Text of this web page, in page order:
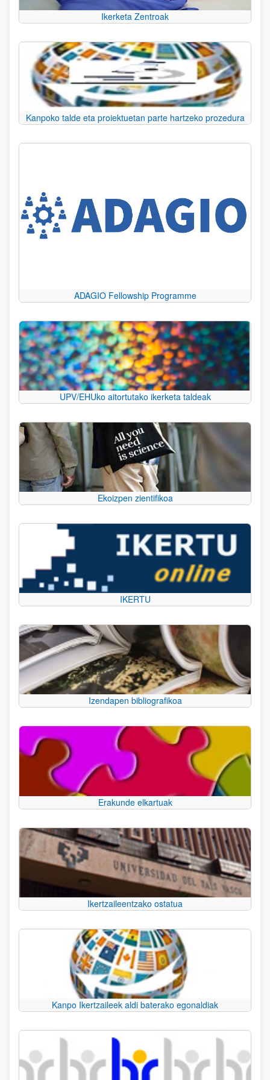
Ikerketa Zentroak
Kanpoko talde eta proiektuetan parte hartzeko prozedura
ADAGIO Fellowship Programme
UPV/EHUko aitortutako ikerketa taldeak
Ekoizpen zientifikoa
IKERTU
Izendapen bibliografikoa
Erakunde elkartuak
Ikertzaileentzako ostatua
Kanpo Ikertzaileek aldi baterako egonaldiak